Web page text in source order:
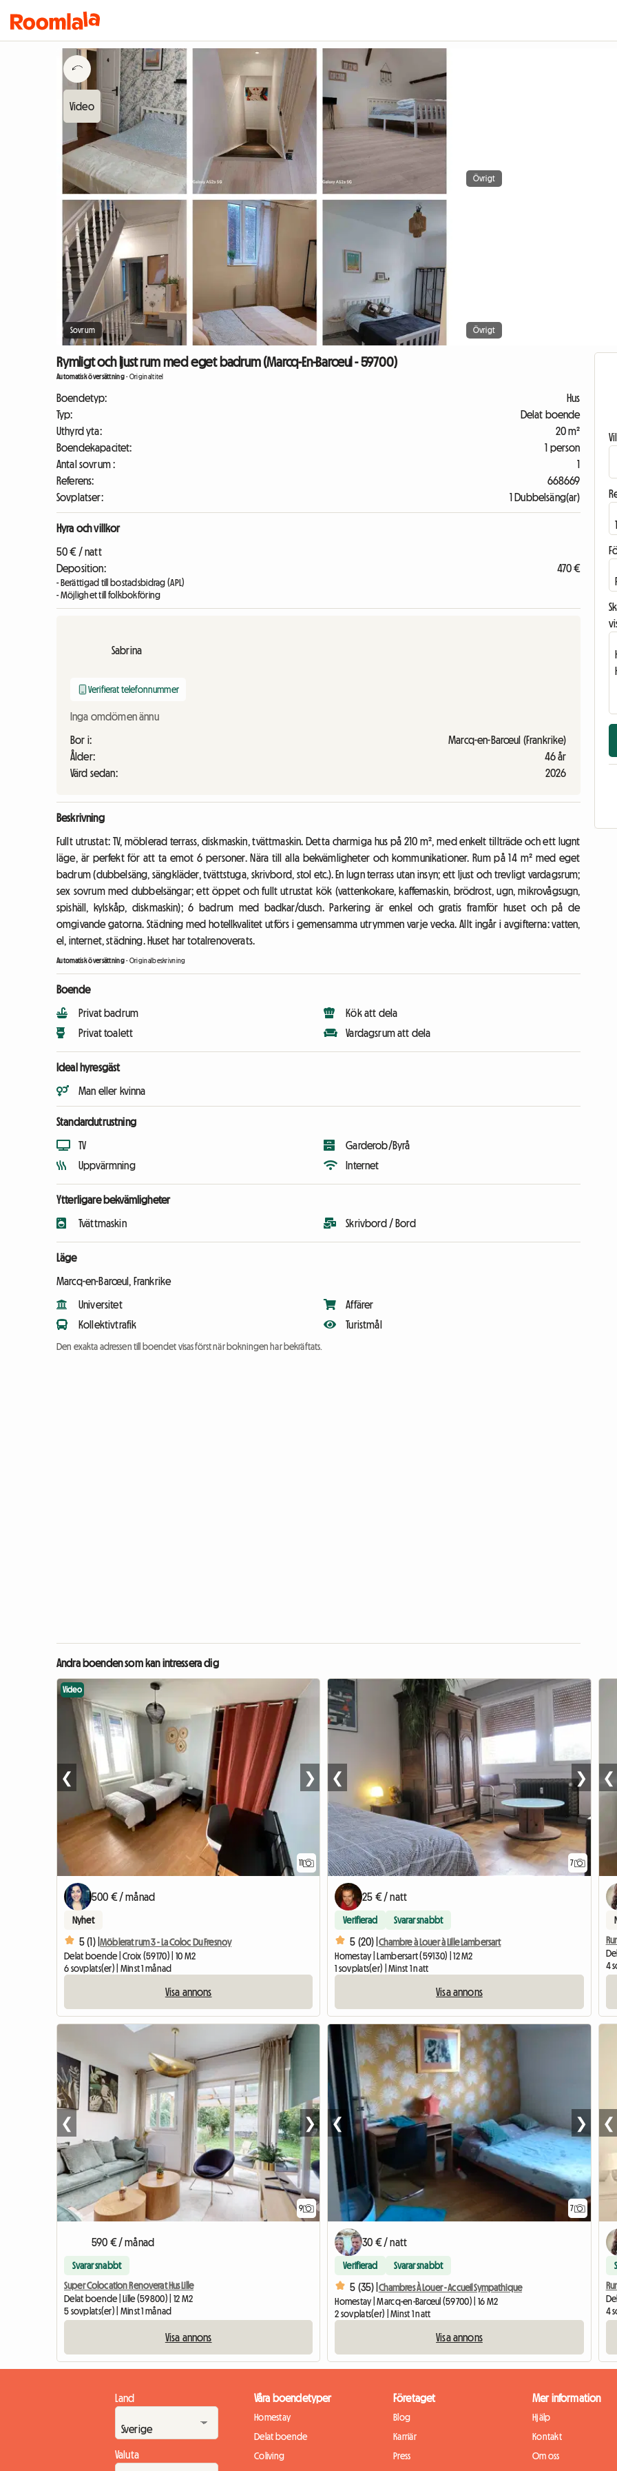
Sovrum
Övrigt
Övrigt
Rymligt och ljust rum med eget badrum (Marcq-En-Barœul - 59700)
Automatisk översättning-Originaltitel
Boendetyp:
Hus
Typ:
Delat boende
Uthyrd yta:
20 m²
Boendekapacitet:
1 person
Antal sovrum :
1
Referens:
668669
Sovplatser:
1 Dubbelsäng(ar)
Hyra och villkor
50 € / natt
Deposition:
470 €
- Berättigad till bostadsbidrag (APL)
- Möjlighet till folkbokföring
Sabrina
Verifierat telefonnummer
Inga omdömen ännu
Bor i:
Marcq-en-Barœul (Frankrike)
Ålder:
46 år
Värd sedan:
2026
Beskrivning
Fullt utrustat: TV, möblerad terrass, diskmaskin, tvättmaskin. Detta charmiga hus på 210 m², med enkelt tillträde och ett lugnt
läge, är perfekt för att ta emot 6 personer. Nära till alla bekvämligheter och kommunikationer. Rum på 14 m² med eget
badrum (dubbelsäng, sängkläder, tvättstuga, skrivbord, stol etc.). En lugn terrass utan insyn; ett ljust och trevligt vardagsrum;
sex sovrum med dubbelsängar; ett öppet och fullt utrustat kök (vattenkokare, kaffemaskin, brödrost, ugn, mikrovågsugn,
spishäll, kylskåp, diskmaskin); 6 badrum med badkar/dusch. Parkering är enkel och gratis framför huset och på de
omgivande gatorna. Städning med hotellkvalitet utförs i gemensamma utrymmen varje vecka. Allt ingår i avgifterna: vatten,
el, internet, städning. Huset har totalrenoverats.
Automatisk översättning-Originalbeskrivning
Boende
Privat badrum
Privat toalett
Kök att dela
Vardagsrum att dela
Ideal hyresgäst
Man eller kvinna
Standardutrustning
TV
Uppvärmning
Garderob/Byrå
Internet
Ytterligare bekvämligheter
Tvättmaskin Skrivbord / Bord
Läge
Marcq-en-Barœul, Frankrike
Universitet
Kollektivtrafik
Affärer
Turistmål
Den exakta adressen till boendet visas först när bokningen har bekräftats.
Andra boenden som kan intressera dig
11
Video
❮ ❯
500 € / månad
Nyhet
5 (1) |Möblerat rum 3 - La Coloc Du Fresnoy
Delat boende | Croix (59170) | 10 M2
6 sovplats(er) | Minst 1 månad
Visa annons
7
❮ ❯
25 € / natt
Verifierad Svarar snabbt
5 (20) | Chambre à Louer à Lille Lambersart
Homestay | Lambersart (59130) | 12 M2
1 sovplats(er) | Minst 1 natt
Visa annons
❮
4
9
❮ ❯
590 € / månad
Svarar snabbt
Super Colocation Renoverat Hus Lille
Delat boende | Lille (59800) | 12 M2
5 sovplats(er) | Minst 1 månad
Visa annons
7
❮ ❯
30 € / natt
Verifierad Svarar snabbt
5 (35) | Chambres À Louer - Accueil Sympathique
Homestay | Marcq-en-Barœul (59700) | 16 M2
2 sovplats(er) | Minst 1 natt
Visa annons
❮
4
Land
Valuta
Våra boendetyper
Homestay
Delat boende
Coliving
Företaget
Blog
Karriär
Press
Mer information
Hjälp
Kontakt
Om oss